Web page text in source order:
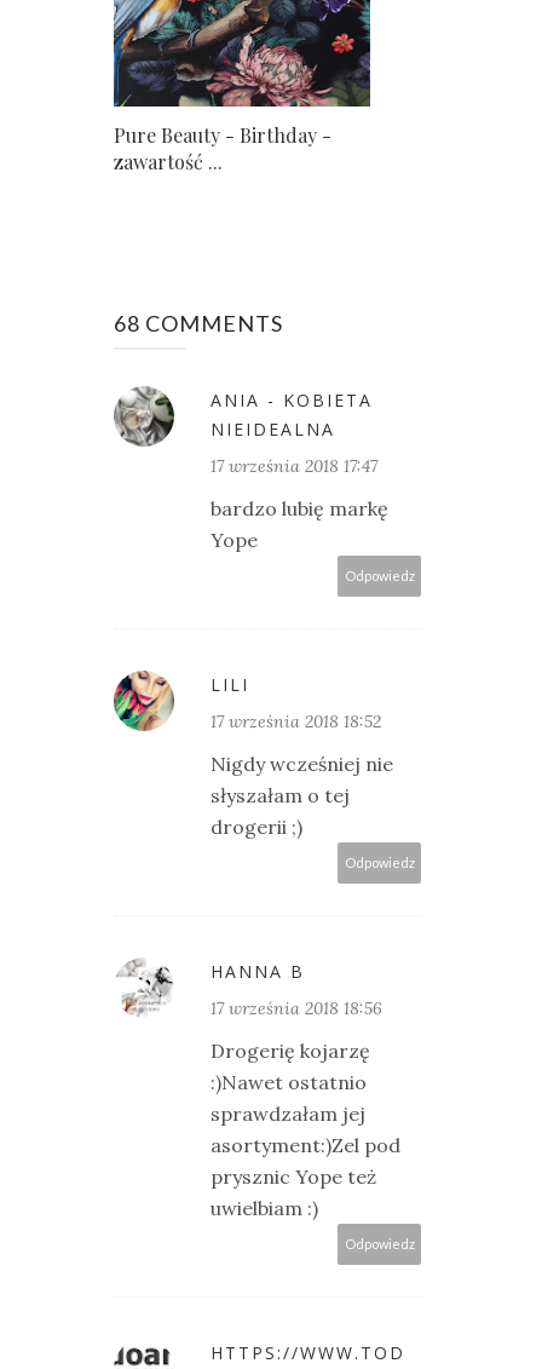
Pure Beauty - Birthday -
zawartość ...
68 COMMENTS
ANIA - KOBIETA
NIEIDEALNA
17 września 2018 17:47
bardzo lubię markę
Yope
Odpowiedz
LILI
17 września 2018 18:52
Nigdy wcześniej nie
słyszałam o tej
drogerii ;)
Odpowiedz
HANNA B
17 września 2018 18:56
Drogerię kojarzę
:)Nawet ostatnio
sprawdzałam jej
asortyment:)Zel pod
prysznic Yope też
uwielbiam :)
Odpowiedz
HTTPS://WWW.TOD